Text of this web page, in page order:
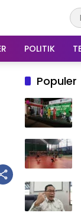
POLITIK
Populer